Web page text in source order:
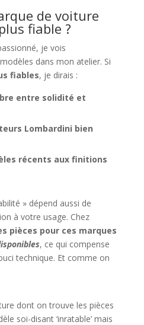
de voiture
fiable ?
je vois
dans mon atelier. Si
fiables, je dirais :
entre solidité et
Lombardini bien
récents aux finitions
» dépend aussi de
à votre usage. Chez
pièces pour ces marques
, ce qui compense
technique. Et comme on
dont on trouve les pièces
soi-disant ‘inratable’ mais